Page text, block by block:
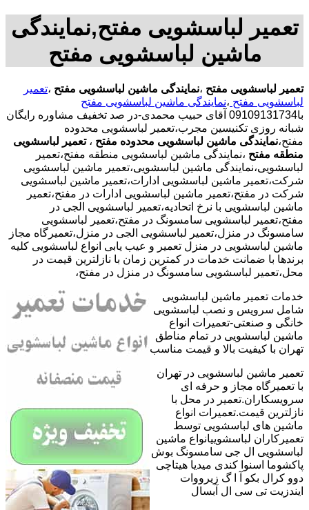
تعمیر لباسشویی مفتح,نمایندگی
ماشین لباسشویی مفتح
تعمیر لباسشویی مفتح ،نمایندگی ماشین لباسشویی مفتح ،تعمیر
لباسشویی مفتح ،نمایندگی ماشین لباسشویی مفتح
با09109131734 آقای حبیب محمدی-در صد تخفیف مشاوره رایگان
شبانه روزی تکنیسین مجرب،تعمیر لباسشویی محدوده
مفتح،نمایندگی ماشین لباسشویی محدوده مفتح ، تعمیر لباسشویی
منطقه مفتح ،نمایندگی ماشین لباسشویی منطقه مفتح،تعمیر
لباسشویی،نمایندگی ماشین لباسشویی،تعمیر ماشین لباسشویی
شرکت،تعمیر ماشین لباسشویی ادارات،تعمیر ماشین لباسشویی
شرکت در مفتح،تعمیر ماشین لباسشویی ادارات در مفتح،تعمیر
ماشین لباسشویی با نرخ اتحادیه،تعمیر لباسشویی الجی در
مفتح،تعمیر لباسشویی سامسونگ در مفتح،تعمیر لباسشویی
سامسونگ در منزل،تعمیر لباسشویی الجی در منزل،تعمیرگاه مجاز
ماشین لباسشویی در منزل تعمیر و عیب یابی انواع لباسشویی کلیه
برندها با ضمانت خدمات در کمترین زمان با نازلترین قیمت در
محل،تعمیر لباسشویی سامسونگ در منزل در مفتح،
خدمات تعمیر ماشین لباسشویی
شامل سرویس و نصب لباسشویی
خانگی و صنعتی-تعمیرات انواع
ماشین لباسشویی در تمام مناطق
تهران با کیفیت بالا و قیمت مناسب
تعمیر ماشین لباسشویی در تهران
با تعمیرگاه مجاز و حرفه ای
سرویسکاران.تعمیر در محل با
نازلترین قیمت.تعمیرات انواع
ماشین های لباسشویی توسط
تعمیرکاران لباسشوییانواع ماشین
لباسشویی ال جی سامسونگ بوش
پاکشوما اسنوا کندی میدیا هیتاچی
دوو کرال بکو آ ا گ زیرووات
ایندزیت تی سی ال آبسال